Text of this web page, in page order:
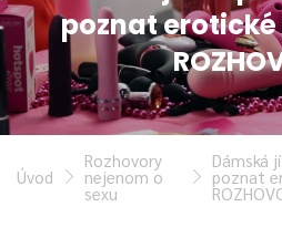
poznat
Úvod
Rozhovory
nejenom o
sexu
Dámská
poznat